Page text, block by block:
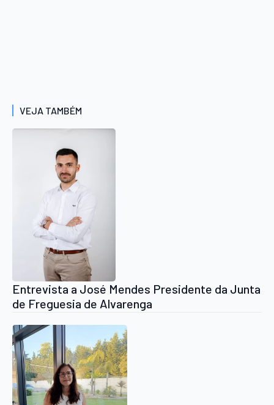
VEJA TAMBÉM
Entrevista a José Mendes Presidente da Junta
de Freguesia de Alvarenga